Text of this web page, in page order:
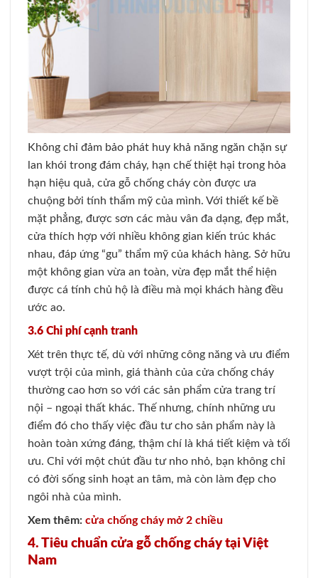
Không chỉ đảm bảo phát huy khả năng ngăn chặn sự
lan khói trong đám cháy, hạn chế thiệt hại trong hỏa
hạn hiệu quả, cửa gỗ chống cháy còn được ưa
chuộng bởi tính thẩm mỹ của mình. Với thiết kế bề
mặt phẳng, được sơn các màu vân đa dạng, đẹp mắt,
cửa thích hợp với nhiều không gian kiến trúc khác
nhau, đáp ứng “gu” thẩm mỹ của khách hàng. Sở hữu
một không gian vừa an toàn, vừa đẹp mắt thể hiện
được cá tính chủ hộ là điều mà mọi khách hàng đều
ước ao.
3.6 Chi phí cạnh tranh
Xét trên thực tế, dù với những công năng và ưu điểm
vượt trội của mình, giá thành của cửa chống cháy
thường cao hơn so với các sản phẩm cửa trang trí
nội – ngoại thất khác. Thế nhưng, chính những ưu
điểm đó cho thấy việc đầu tư cho sản phẩm này là
hoàn toàn xứng đáng, thậm chí là khá tiết kiệm và tối
ưu. Chỉ với một chút đầu tư nho nhỏ, bạn không chỉ
có đời sống sinh hoạt an tâm, mà còn làm đẹp cho
ngôi nhà của mình.
Xem thêm: cửa chống cháy mở 2 chiều
4. Tiêu chuẩn cửa gỗ chống cháy tại Việt
Nam